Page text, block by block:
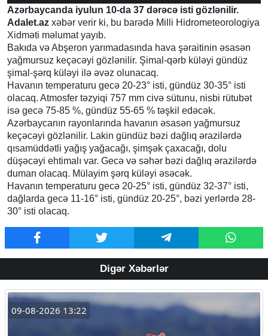
Azərbaycanda iyulun 10-da 37 dərəcə isti gözlənilir.
Adalet.az xəbər verir ki, bu barədə Milli Hidrometeorologiya
Xidməti məlumat yayıb.
Bakıda və Abşeron yarımadasında hava şəraitinin əsasən
yağmursuz keçəcəyi gözlənilir. Şimal-qərb küləyi gündüz
şimal-şərq küləyi ilə əvəz olunacaq.
Havanın temperaturu gecə 20-23° isti, gündüz 30-35° isti
olacaq. Atmosfer təzyiqi 757 mm civə sütunu, nisbi rütubət
isə gecə 75-85 %, gündüz 55-65 % təşkil edəcək.
Azərbaycanın rayonlarında havanın əsasən yağmursuz
keçəcəyi gözlənilir. Lakin gündüz bəzi dağlıq ərazilərdə
qısamüddətli yağış yağacağı, şimşək çaxacağı, dolu
düşəcəyi ehtimalı var. Gecə və səhər bəzi dağlıq ərazilərdə
duman olacaq. Mülayim şərq küləyi əsəcək.
Havanın temperaturu gecə 20-25° isti, gündüz 32-37° isti,
dağlarda gecə 11-16° isti, gündüz 20-25°, bəzi yerlərdə 28-
30° isti olacaq.
Digər Xəbərlər
09-08-2026 13:22